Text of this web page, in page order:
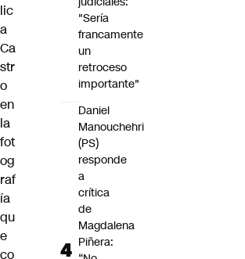
lic
a
Ca
str
o
en
la
fot
og
raf
ía
qu
e
co
"Sería
francamente
un
retroceso
importante"
Daniel
Manouchehri
(PS)
responde
a
crítica
de
Magdalena
Piñera: